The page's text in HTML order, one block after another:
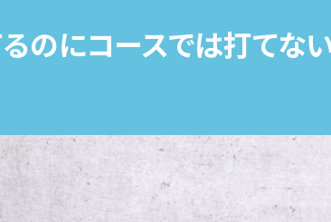
のにコースでは打てな